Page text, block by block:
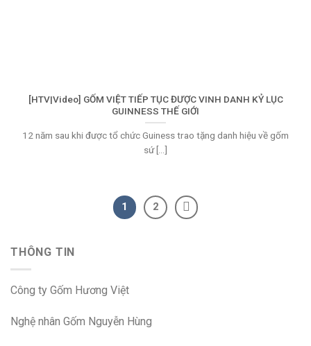
[HTV|Video] GỐM VIỆT TIẾP TỤC ĐƯỢC VINH DANH KỶ LỤC
GUINNESS THẾ GIỚI
12 năm sau khi được tổ chức Guiness trao tặng danh hiệu về gốm
sứ [...]
1 2
THÔNG TIN
Công ty Gốm Hương Việt
Nghệ nhân Gốm Nguyễn Hùng